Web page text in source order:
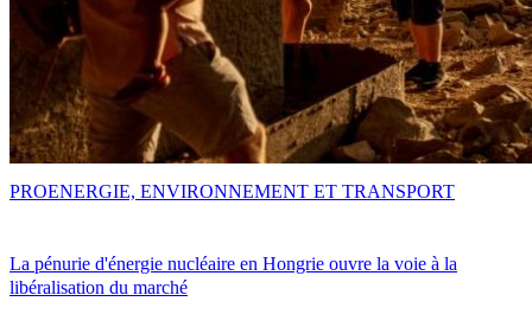
La pénurie d'énergie nucléaire en Hongrie ouvre la voie à la
libéralisation du marché
PROENERGIE, ENVIRONNEMENT ET TRANSPORT